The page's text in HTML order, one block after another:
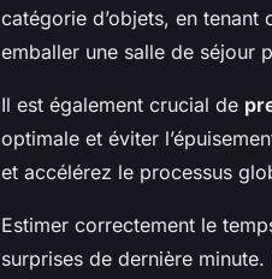
catégorie d’objets, en tenant
emballer une salle de séjour
Il est également crucial de
optimale et éviter
et accélérez le processus
Estimer correctement le
surprises de dernière